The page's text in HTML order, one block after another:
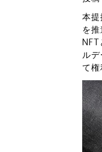
本
を推
ル
て権